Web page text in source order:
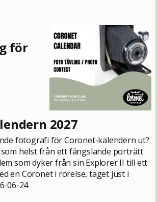
för
2027
fotografi för Coronet-kalendern ut?
som helst från ett fängslande porträtt
som dyker från sin Explorer II till ett
en Coronet i rörelse, taget just i
06-24